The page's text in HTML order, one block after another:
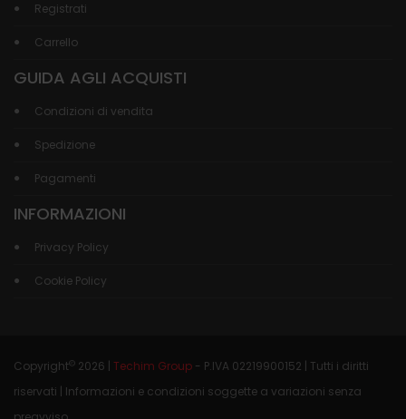
Registrati
Carrello
GUIDA AGLI ACQUISTI
Condizioni di vendita
Spedizione
Pagamenti
INFORMAZIONI
Privacy Policy
Cookie Policy
Copyright© 2026 | Techim Group - P.IVA 02219900152 | Tutti i diritti
riservati | Informazioni e condizioni soggette a variazioni senza